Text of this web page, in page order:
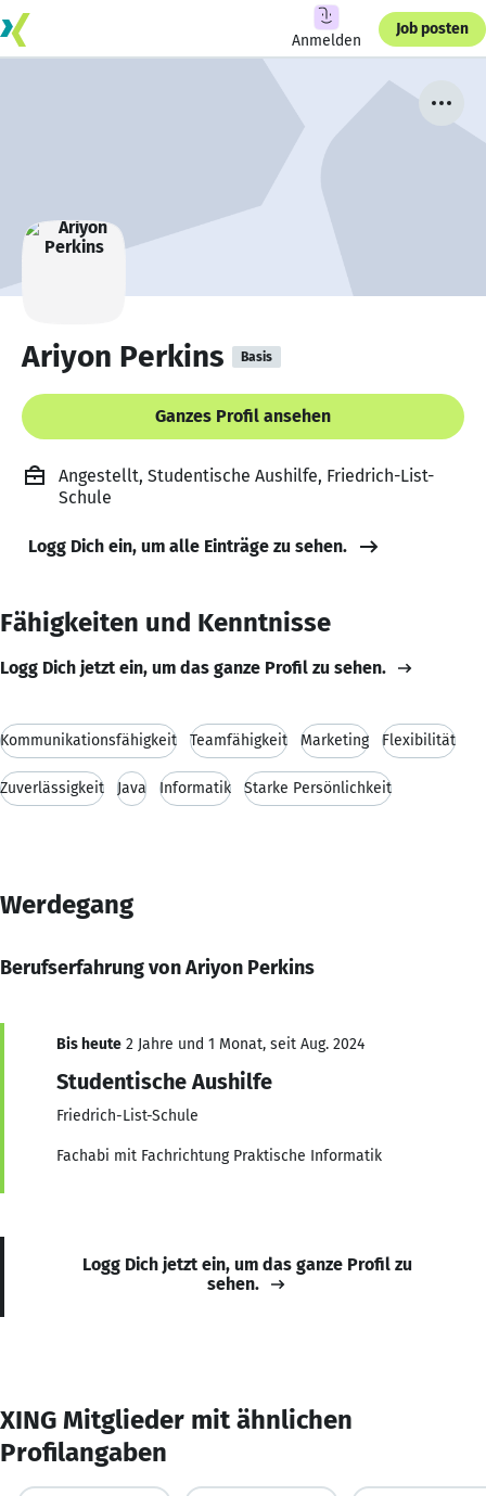
Anmelden
Job posten
Ariyon Perkins Basis
Ganzes Profil ansehen
Angestellt, Studentische Aushilfe, Friedrich-List-
Schule
Logg Dich ein, um alle Einträge zu sehen.
Fähigkeiten und Kenntnisse
Logg Dich jetzt ein, um das ganze Profil zu sehen.
Kommunikationsfähigkeit Teamfähigkeit Marketing Flexibilität
Zuverlässigkeit Java Informatik Starke Persönlichkeit
Werdegang
Berufserfahrung von Ariyon Perkins
Bis heute 2 Jahre und 1 Monat, seit Aug. 2024
Studentische Aushilfe
Friedrich-List-Schule
Fachabi mit Fachrichtung Praktische Informatik
Logg Dich jetzt ein, um das ganze Profil zu
sehen.
XING Mitglieder mit ähnlichen
Profilangaben